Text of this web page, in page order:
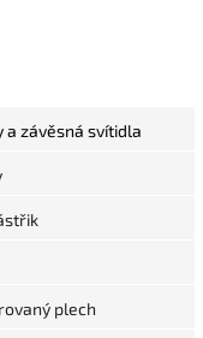
a závěsná svítidla
plech